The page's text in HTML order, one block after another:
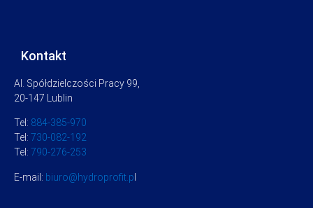
Kontakt
Al. Spółdzielczości Pracy 99,
20-147 Lublin
Tel: 884-385-970
Tel: 730-082-192
Tel: 790-276-253
E-mail: biuro@hydroprofit.pl